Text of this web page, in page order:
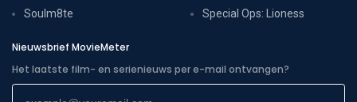
Soulm8te
Special Ops: Lioness
Nieuwsbrief MovieMeter
Het laatste film- en serienieuws per e-mail ontvangen?